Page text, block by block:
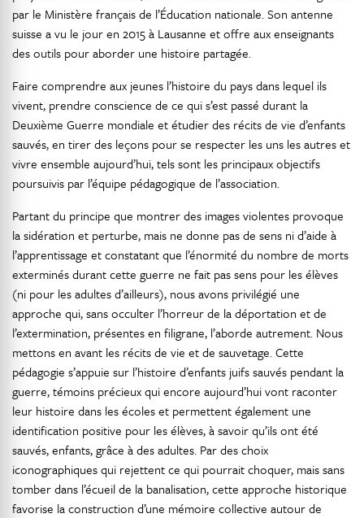
par le Ministère français de l’Éducation nationale. Son antenne
suisse a vu le jour en 2015 à Lausanne et offre aux enseignants
des outils pour aborder une histoire partagée.
Faire comprendre aux jeunes l’histoire du pays dans lequel ils
vivent, prendre conscience de ce qui s’est passé durant la
Deuxième Guerre mondiale et étudier des récits de vie d’enfants
sauvés, en tirer des leçons pour se respecter les uns les autres et
vivre ensemble aujourd’hui, tels sont les principaux objectifs
poursuivis par l’équipe pédagogique de l’association.
Partant du principe que montrer des images violentes provoque
la sidération et perturbe, mais ne donne pas de sens ni d’aide à
l’apprentissage et constatant que l’énormité du nombre de morts
exterminés durant cette guerre ne fait pas sens pour les élèves
(ni pour les adultes d’ailleurs), nous avons privilégié une
approche qui, sans occulter l’horreur de la déportation et de
l’extermination, présentes en filigrane, l’aborde autrement. Nous
mettons en avant les récits de vie et de sauvetage. Cette
pédagogie s’appuie sur l’histoire d’enfants juifs sauvés pendant la
guerre, témoins précieux qui encore aujourd’hui vont raconter
leur histoire dans les écoles et permettent également une
identification positive pour les élèves, à savoir qu’ils ont été
sauvés, enfants, grâce à des adultes. Par des choix
iconographiques qui rejettent ce qui pourrait choquer, mais sans
tomber dans l’écueil de la banalisation, cette approche historique
favorise la construction d’une mémoire collective autour de